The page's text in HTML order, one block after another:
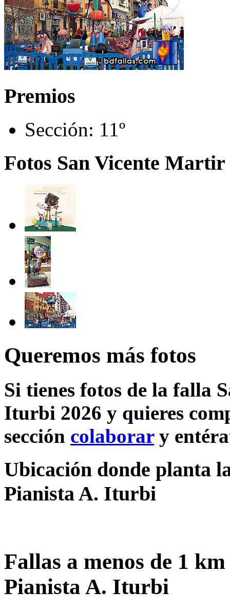
Premios
Sección: 11º
Fotos San Vicente
Queremos más fotos
Si tienes fotos de la falla
Iturbi 2026 y quieres
sección colaborary
Ubicación donde planta
Pianista A. Iturbi
Fallas a menos de 1
Pianista A. Iturbi